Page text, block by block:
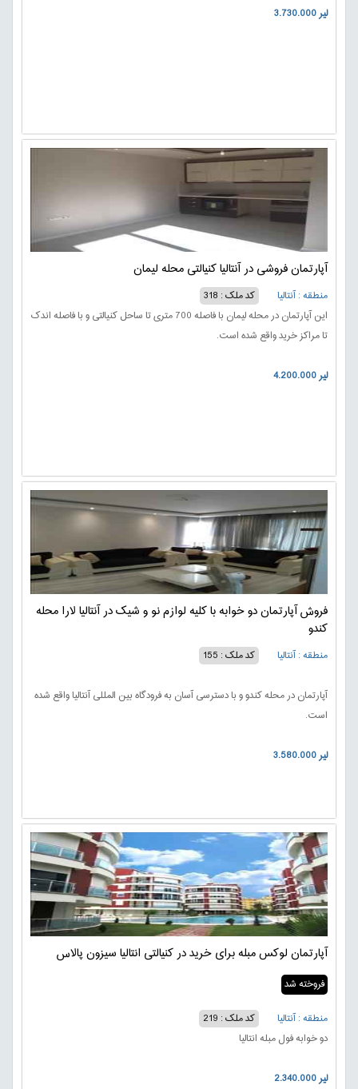
3.730.000 لیر
آپارتمان فروشی در آنتالیا کنیالتی محله لیمان
منطقه : آنتالیا
کد ملک : 318
این آپارتمان در محله لیمان با فاصله 700 متری تا ساحل کنیالتی و با فاصله اندک
تا مراکز خرید واقع شده است.
4.200.000 لیر
فروش آپارتمان دو خوابه با کلیه لوازم نو و شیک در آنتالیا لارا محله
کندو
منطقه : آنتالیا کد ملک : 155
آپارتمان در محله کندو و با دسترسی آسان به فرودگاه بین المللی آنتالیا واقع شده
است.
3.580.000 لیر
آپارتمان لوکس مبله برای خرید در کنیالتی انتالیا سیزون پالاس
فروخته شد
منطقه : آنتالیا
کد ملک : 219
دو خوابه فول مبله انتالیا
2.340.000 لیر